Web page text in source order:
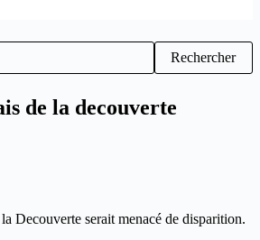
Rechercher
de la decouverte
Decouverte serait menacé de disparition.